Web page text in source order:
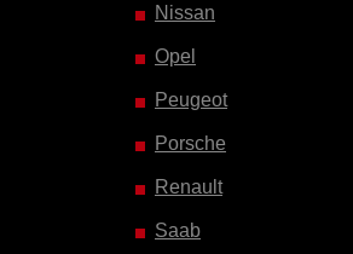
Nissan
Opel
Peugeot
Porsche
Renault
Saab